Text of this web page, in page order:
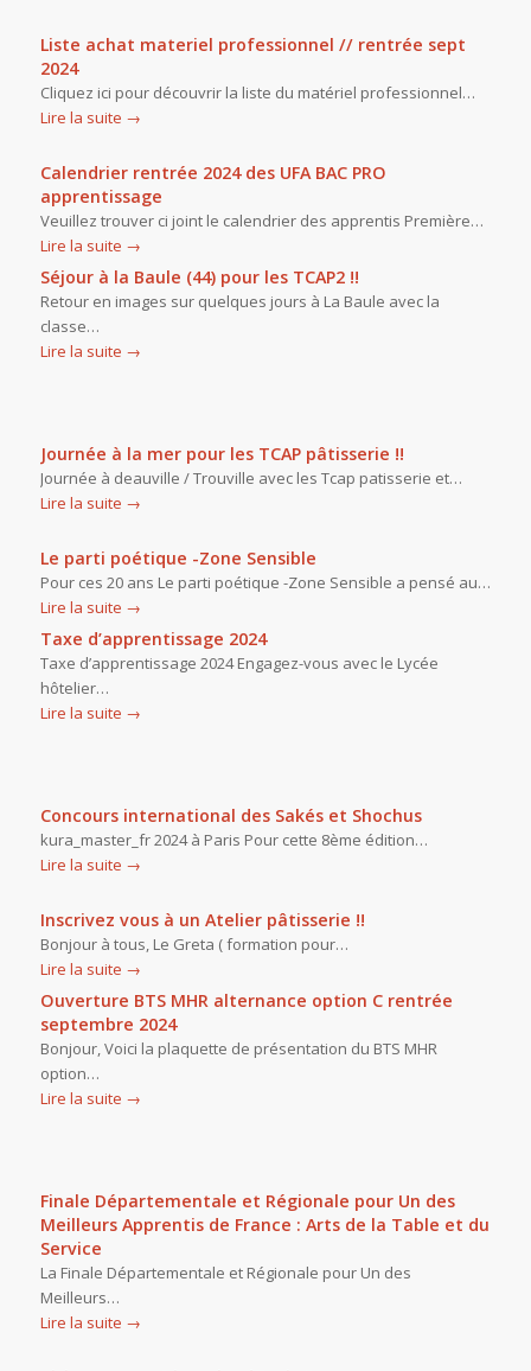
Liste achat materiel professionnel // rentrée sept
2024
Cliquez ici pour découvrir la liste du matériel professionnel…
Lire la suite →
Calendrier rentrée 2024 des UFA BAC PRO
apprentissage
Veuillez trouver ci joint le calendrier des apprentis Première…
Lire la suite →
Séjour à la Baule (44) pour les TCAP2 !!
Retour en images sur quelques jours à La Baule avec la
classe…
Lire la suite →
Journée à la mer pour les TCAP pâtisserie !!
Journée à deauville / Trouville avec les Tcap patisserie et…
Lire la suite →
Le parti poétique -Zone Sensible
Pour ces 20 ans Le parti poétique -Zone Sensible a pensé au…
Lire la suite →
Taxe d’apprentissage 2024
Taxe d’apprentissage 2024 Engagez-vous avec le Lycée
hôtelier…
Lire la suite →
Concours international des Sakés et Shochus
kura_master_fr 2024 à Paris Pour cette 8ème édition…
Lire la suite →
Inscrivez vous à un Atelier pâtisserie !!
Bonjour à tous, Le Greta ( formation pour…
Lire la suite →
Ouverture BTS MHR alternance option C rentrée
septembre 2024
Bonjour, Voici la plaquette de présentation du BTS MHR
option…
Lire la suite →
Finale Départementale et Régionale pour Un des
Meilleurs Apprentis de France : Arts de la Table et du
Service
La Finale Départementale et Régionale pour Un des
Meilleurs…
Lire la suite →